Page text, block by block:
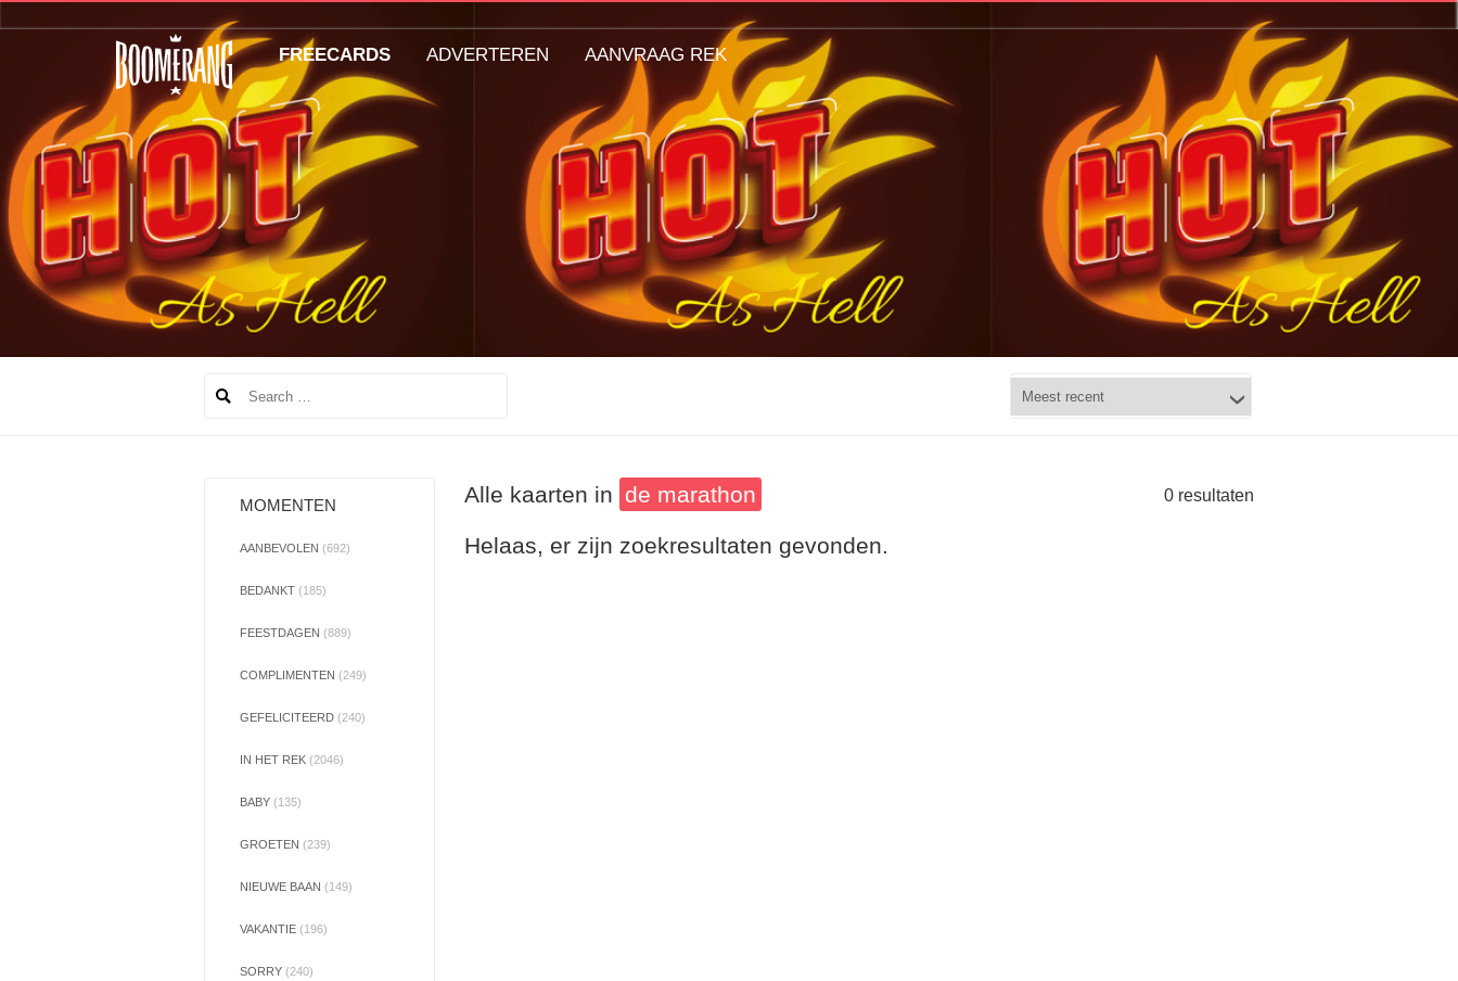
MOMENTEN
AANBEVOLEN (692)
BEDANKT (185)
FEESTDAGEN (889)
COMPLIMENTEN (249)
GEFELICITEERD (240)
IN HET REK (2046)
BABY (135)
GROETEN (239)
NIEUWE BAAN (149)
VAKANTIE (196)
SORRY (240)
Alle kaarten in de marathon 0 resultaten
Helaas, er zijn zoekresultaten gevonden.
FREECARDS ADVERTEREN AANVRAAG REK